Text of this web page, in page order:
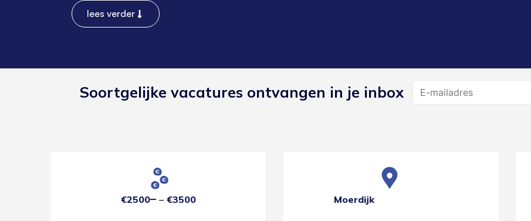
lees verder
Soortgelijke vacatures ontvangen in je inbox
€2500 €3500 Moerdijk